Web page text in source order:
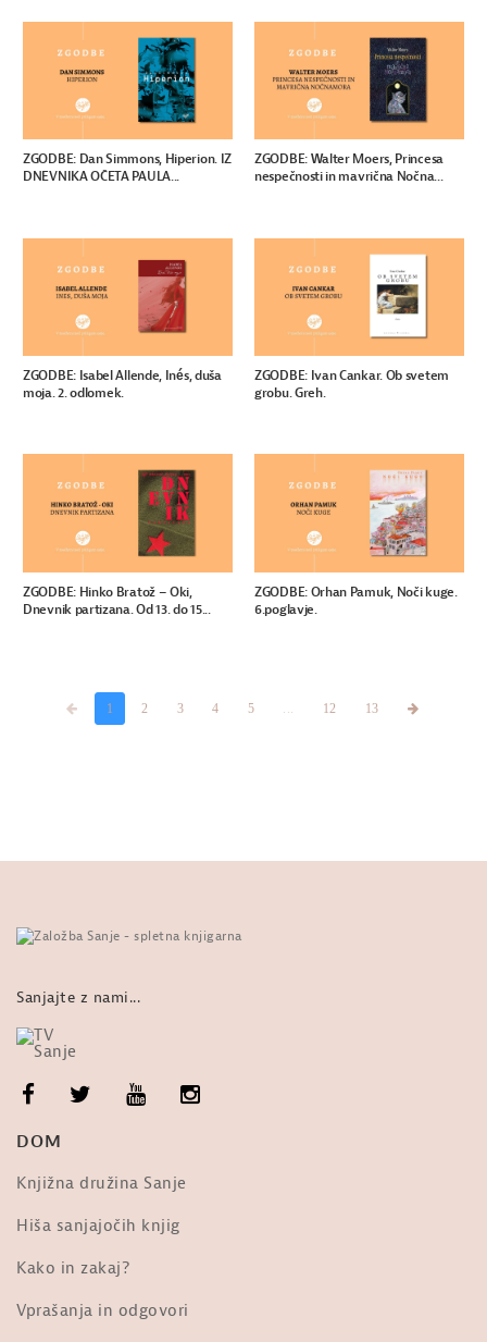
ZGODBE: Dan Simmons, Hiperion. IZ
DNEVNIKA OČETA PAULA...
ZGODBE: Walter Moers, Princesa
nespečnosti in mavrična Nočna...
ZGODBE: Isabel Allende, Inés, duša
moja. 2. odlomek.
ZGODBE: Ivan Cankar. Ob svetem
grobu. Greh.
ZGODBE: Hinko Bratož – Oki,
Dnevnik partizana. Od 13. do 15...
ZGODBE: Orhan Pamuk, Noči kuge.
6.poglavje.
1 2 3 4 5 ... 12 13
Sanjajte z nami...
DOM
Knjižna družina Sanje
Hiša sanjajočih knjig
Kako in zakaj?
Vprašanja in odgovori